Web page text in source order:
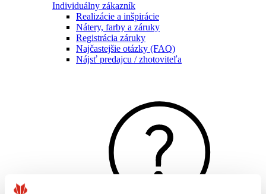
Individuálny zákazník
Realizácie a inšpirácie
Nátery, farby a záruky
Registrácia záruky
Najčastejšie otázky (FAQ)
Nájsť predajcu / zhotoviteľa